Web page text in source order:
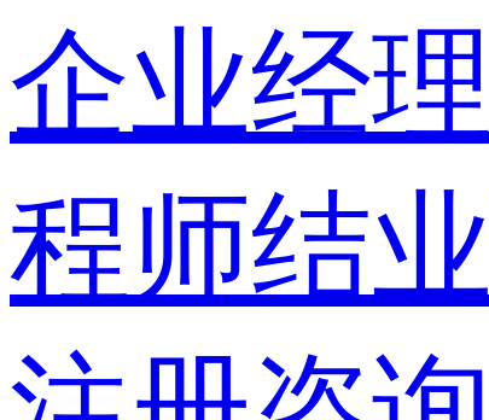
企业经理
程师结